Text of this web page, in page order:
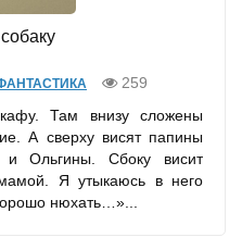
259
Там внизу сложены
А сверху висят папины
Ольгины. Сбоку висит
Я утыкаюсь в него
нюхать…»...